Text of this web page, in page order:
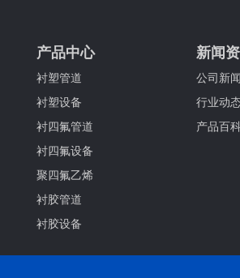
产品中心
衬塑管道
衬塑设备
衬四氟管道
衬四氟设备
聚四氟乙烯
衬胶管道
衬胶设备
新闻
公司新
行业动
产品百